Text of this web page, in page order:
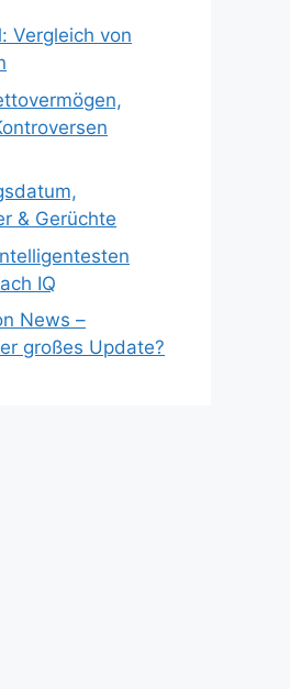
Vergleich von
& Gerüchte
IQ
News –
großes Update?